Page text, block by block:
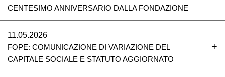
CENTESIMO ANNIVERSARIO DALLA FONDAZIONE
11.05.2026
FOPE: COMUNICAZIONE DI VARIAZIONE DEL
CAPITALE SOCIALE E STATUTO AGGIORNATO